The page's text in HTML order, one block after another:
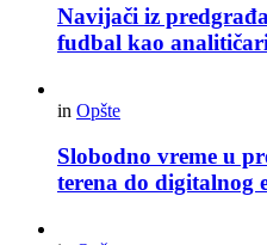
Navijači iz
fudbal kao analitičari
in Opšte
Slobodno vreme u
terena do digitalnog